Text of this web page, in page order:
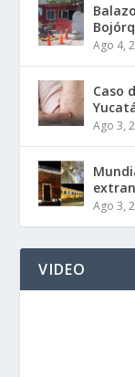
Ago 4,
Caso
Ago 3,
Ago 3,
VIDEO